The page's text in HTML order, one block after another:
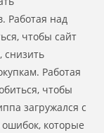
Работая над
чтобы сайт
снизить
Работая
чтобы
загружался с
ошибок, которые